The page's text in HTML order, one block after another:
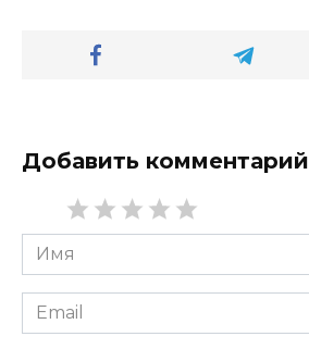
Добавить комментарий
Имя
*
Email
*